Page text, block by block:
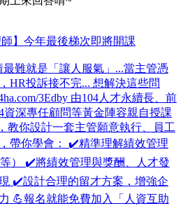
】今年最後梯次即將開課
最難就是「讓人服氣」...當主管憑
HR投訴接不完... 想解決這些問
3Edby 由104人才永續長、前
資深專任顧問等黃金陣容親自授課
教你設計一套主管願意執行、員工
帶你學會： ✔️精準理解績效管理
） ✔️將績效管理與獎酬、人才發
✔️設計合理的留才方案，增強企
💪報名就能免費加入「人資互助